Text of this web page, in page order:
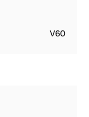
V60